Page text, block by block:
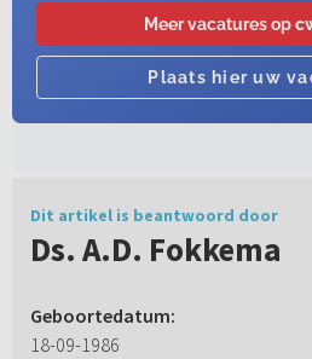
Dit artikel is beantwoord door
Ds. A.D. Fokkema
Geboortedatum:
18-09-1986